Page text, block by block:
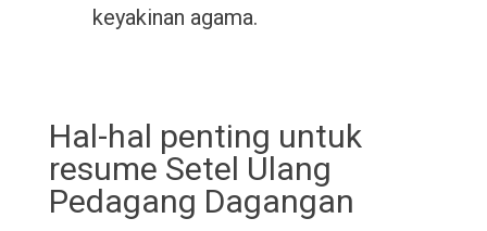
keyakinan agama.
Hal-hal penting untuk
resume Setel Ulang
Pedagang Dagangan